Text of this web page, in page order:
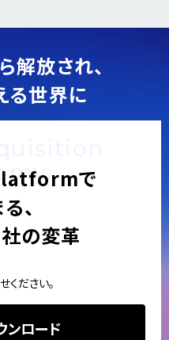
解放され、
る世界に
で
、
の変革
ださい。
ンロード